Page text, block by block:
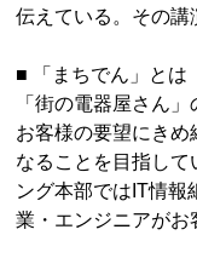
伝えている。その講
■ 「まちでん」とは
「街の電器屋さん
お客様の要望にきめ
なることを目指して
ング本部ではIT情報
業・エンジニアがお